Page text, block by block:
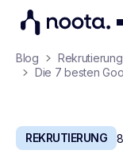
Blog
Rekrutierung
Die 7 besten
REKRUTIERUNG 8